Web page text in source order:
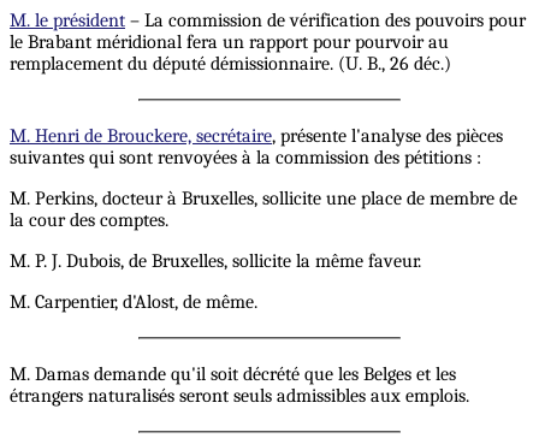
M. le président – La commission de vérification des pouvoirs pour
le Brabant méridional fera un rapport pour pourvoir au
remplacement du député démissionnaire. (U. B., 26 déc.)
M. Henri de Brouckere, secrétaire, présente l'analyse des pièces
suivantes qui sont renvoyées à la commission des pétitions :
M. Perkins, docteur à Bruxelles, sollicite une place de membre de
la cour des comptes.
M. P. J. Dubois, de Bruxelles, sollicite la même faveur.
M. Carpentier, d'Alost, de même.
M. Damas demande qu'il soit décrété que les Belges et les
étrangers naturalisés seront seuls admissibles aux emplois.